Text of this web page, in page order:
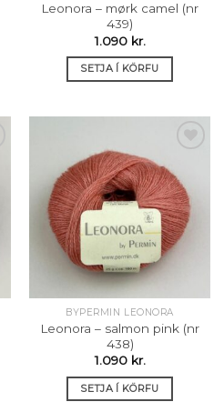
Leonora – mørk camel (nr
439)
1.090 kr.
SETJA Í KÖRFU
Setja á
óskalista
BYPERMIN LEONORA
Leonora – salmon pink (nr
438)
1.090 kr.
SETJA Í KÖRFU